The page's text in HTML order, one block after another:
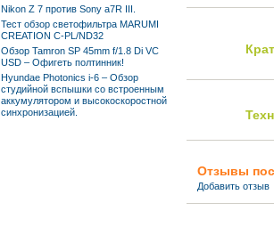
Nikon Z 7 против Sony a7R III.
Тест обзор светофильтра MARUMI
CREATION C-PL/ND32
Обзор Tamron SP 45mm f/1.8 Di VC
USD – Офигеть полтинник!
Hyundae Photonics i-6 – Обзор
студийной вспышки со встроенным
аккумулятором и высокоскоростной
синхронизацией.
Отзывы
Добавить отзыв